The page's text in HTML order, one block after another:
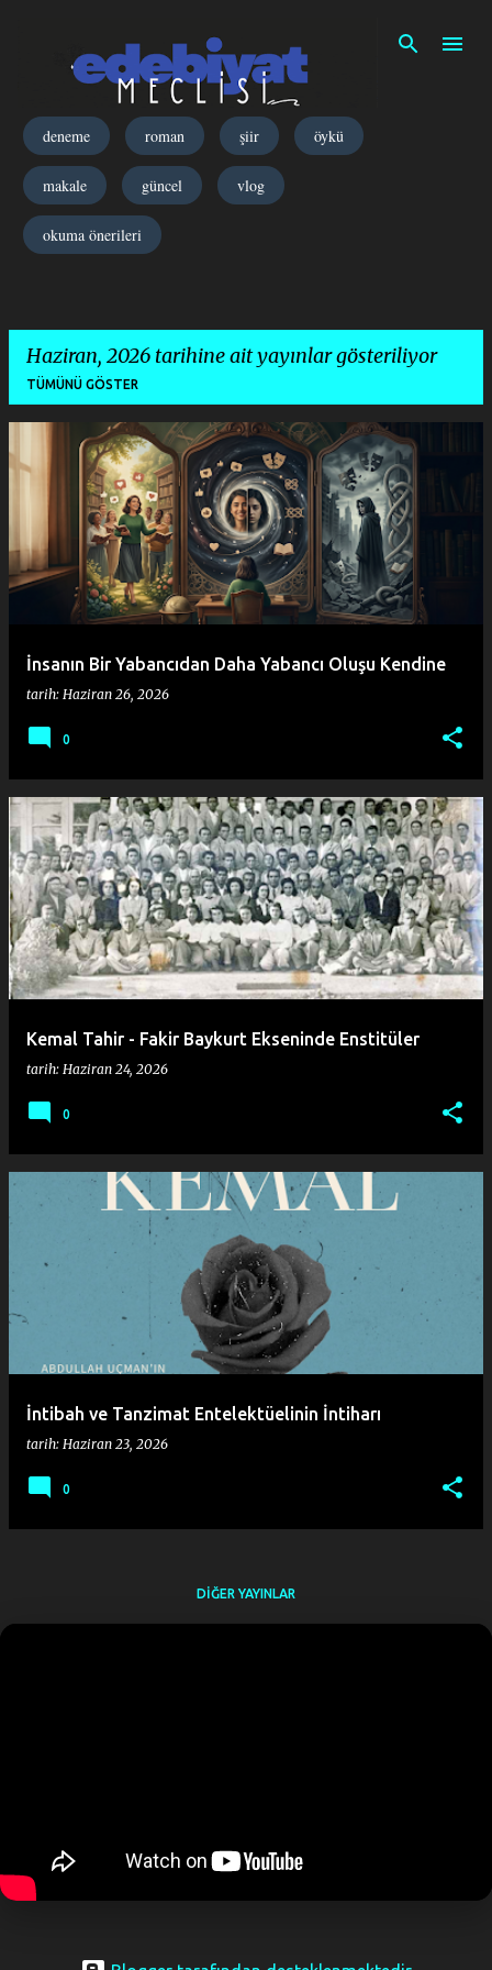
deneme roman şiir öykü
makale güncel vlog
okuma önerileri
Haziran, 2026 tarihine ait yayınlar gösteriliyor
TÜMÜNÜ GÖSTER
K
t
İnsanın Bir Yabancıdan Daha Yabancı Oluşu Kendine
tarih: Haziran 26, 2026
0
Kemal Tahir - Fakir Baykurt Ekseninde Enstitüler
tarih: Haziran 24, 2026
0
İntibah ve Tanzimat Entelektüelinin İntiharı
tarih: Haziran 23, 2026
0
DIĞER YAYINLAR